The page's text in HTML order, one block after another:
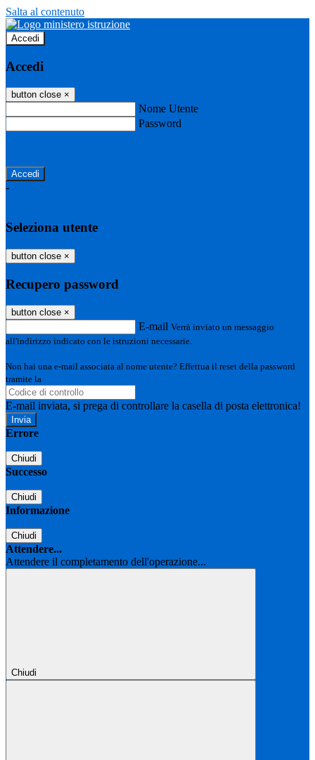
Salta al contenuto
Accedi
Accedi
button close ×
Nome Utente
Password
-
Seleziona utente
button close ×
Recupero password
button close ×
E-mail Verrà inviato un messaggio
all'indirizzo indicato con le istruzioni necessarie.
Non hai una e-mail associata al nome utente? Effettua il reset della password
tramite la
E-mail inviata, si prega di controllare la casella di posta elettronica!
Errore
Chiudi
Successo
Chiudi
Informazione
Chiudi
Attendere...
Attendere il completamento dell'operazione...
Chiudi